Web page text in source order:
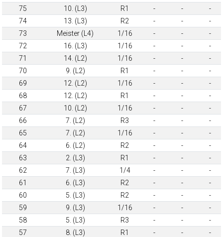
75 10. (L3) R1 - -
-
74
13. (L3) R2 - -
-
73
Meister (L4) 1/16 - -
-
72
16. (L3) 1/16 - -
-
71
14. (L2) 1/16 - -
-
70
9. (L2) R1 - -
-
69
12. (L2) 1/16 - -
-
68
12. (L2) R1 - -
-
67
10. (L2) 1/16 - -
-
66
7. (L2) R3 - -
-
65
7. (L2) 1/16 - -
-
64
6. (L2) R2 - -
-
63
2. (L3) R1 - -
-
62
7. (L3) 1/4 - -
-
61
6. (L3) R2 - -
-
60
5. (L3) R2 - -
-
59
9. (L3) 1/16 - -
-
58
5. (L3) R3 - -
-
57
8. (L3) R1 - -
-